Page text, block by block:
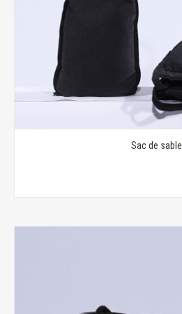
Sac de sable